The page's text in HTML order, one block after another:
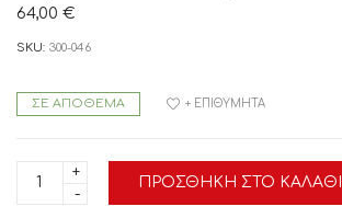
64,00 €
SKU: 300-046
ΣΕ ΑΠΌΘΕΜΑ
Καρέκλα
Amarillis
ΠΡΟΣΘΉΚΗ ΣΤΟ ΚΑΛΆΘΙ
+ ΕΠΙΘΥΜΗΤΆ